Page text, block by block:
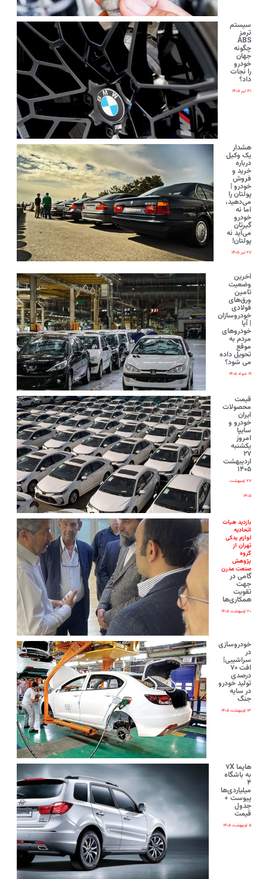
سیستم
ترمز
ABS
چگونه
جهان
خودرو
را نجات
داد؟
۳۱ تیر ۱۴۰۵
هشدار
یک وکیل
درباره
خرید و
فروش
خودرو |
پولتان را
می‌دهید،
اما نه
خودرو
گیرتان
می‌آید نه
پولتان!
۲۷ تیر ۱۴۰۵
آخرین
وضعیت
تامین
ورق‌های
فولادی
خودروسازان
| آیا
خودروهای
مردم به
موقع
تحویل داده
می شود؟
۱۹ خرداد ۱۴۰۵
قیمت
محصولات
ایران‌
خودرو و
سایپا
امروز
یکشنبه
۲۷
اردیبهشت
۱۴۰۵
۲۷ اردیبهشت
۱۴۰۵
بازدید هیات
اتحادیه
لوازم یدکی
تهران از
گروه
پژوهش
صنعت مدرن
گامی در
جهت
تقویت
همکاری‌ها
۲۰ اردیبهشت ۱۴۰۵
خودروسازی
در
سراشیبی|
افت ۷۰
درصدی
تولید خودرو
در سایه
جنگ
۱۳ اردیبهشت ۱۴۰۵
هایما ۷X
به باشگاه
۴
میلیاردی‌ها
پیوست +
جدول
قیمت
۵ اردیبهشت ۱۴۰۵